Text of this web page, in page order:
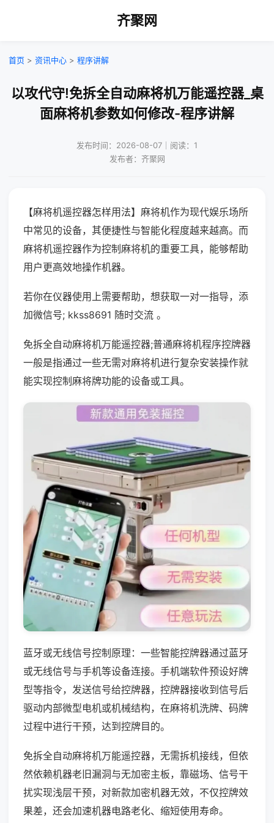
齐聚网
首页 > 资讯中心 > 程序讲解
以攻代守!免拆全自动麻将机万能遥控器_桌
面麻将机参数如何修改-程序讲解
发布时间：2026-08-07｜阅读：1
发布者：齐聚网
【麻将机遥控器怎样用法】麻将机作为现代娱乐场所
中常见的设备，其便捷性与智能化程度越来越高。而
麻将机遥控器作为控制麻将机的重要工具，能够帮助
用户更高效地操作机器。
若你在仪器使用上需要帮助，想获取一对一指导，添
加微信号; kkss8691 随时交流 。
免拆全自动麻将机万能遥控器;普通麻将机程序控牌器
一般是指通过一些无需对麻将机进行复杂安装操作就
能实现控制麻将牌功能的设备或工具。
蓝牙或无线信号控制原理：一些智能控牌器通过蓝牙
或无线信号与手机等设备连接。手机端软件预设好牌
型等指令，发送信号给控牌器，控牌器接收到信号后
驱动内部微型电机或机械结构，在麻将机洗牌、码牌
过程中进行干预，达到控牌目的。
免拆全自动麻将机万能遥控器，无需拆机接线，但依
然依赖机器老旧漏洞与无加密主板，靠磁场、信号干
扰实现浅层干预，对新款加密机器无效，不仅控牌效
果差，还会加速机器电路老化、缩短使用寿命。